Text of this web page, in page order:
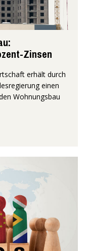
Zinsen
erhält durch
einen
Wohnungsbau